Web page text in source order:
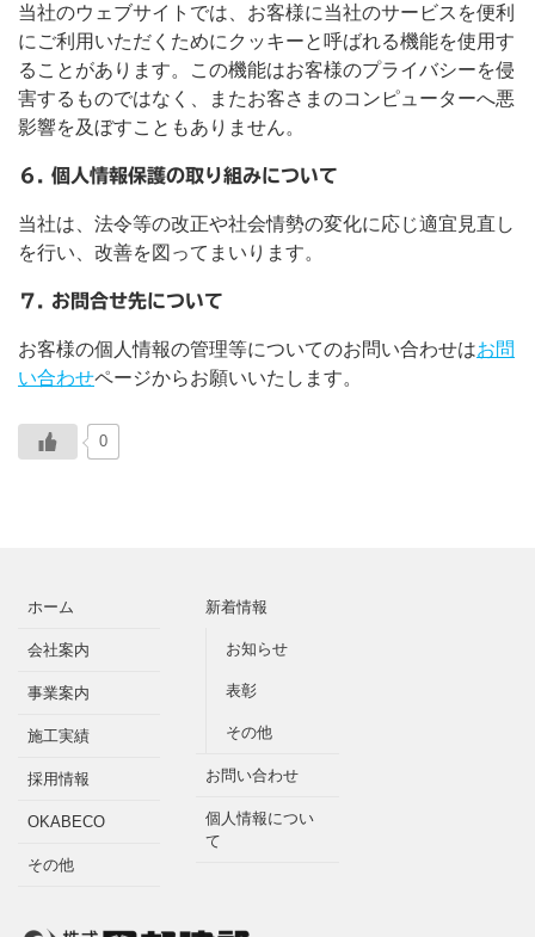
当社のウェブサイトでは、お客様に当社のサービスを便利
にご利用いただくためにクッキーと呼ばれる機能を使用す
ることがあります。この機能はお客様のプライバシーを侵
害するものではなく、またお客さまのコンピューターへ悪
影響を及ぼすこともありません。
６. 個人情報保護の取り組みについて
当社は、法令等の改正や社会情勢の変化に応じ適宜見直し
を行い、改善を図ってまいります。
７. お問合せ先について
お客様の個人情報の管理等についてのお問い合わせはお問
い合わせページからお願いいたします。
0
ホーム
会社案内
事業案内
施工実績
採用情報
OKABECO
その他
新着情報
お知らせ
表彰
その他
お問い合わせ
個人情報につい
て